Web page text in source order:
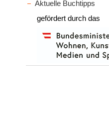
Aktuelle Buchtipps
gefördert durch das